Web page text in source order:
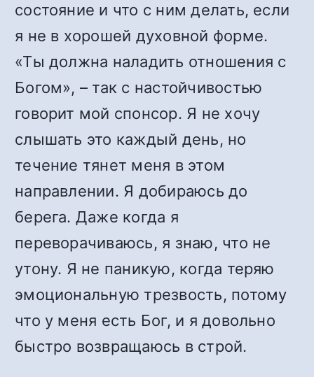
состояние и что с ним делать, если
я не в хорошей духовной форме.
«Ты должна наладить отношения с
Богом», – так с настойчивостью
говорит мой спонсор. Я не хочу
слышать это каждый день, но
течение тянет меня в этом
направлении. Я добираюсь до
берега. Даже когда я
переворачиваюсь, я знаю, что не
утону. Я не паникую, когда теряю
эмоциональную трезвость, потому
что у меня есть Бог, и я довольно
быстро возвращаюсь в строй.